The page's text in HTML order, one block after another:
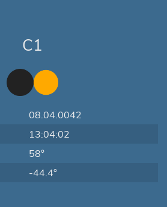
C1
08.04.0042
13:04:02
58°
-44.4°